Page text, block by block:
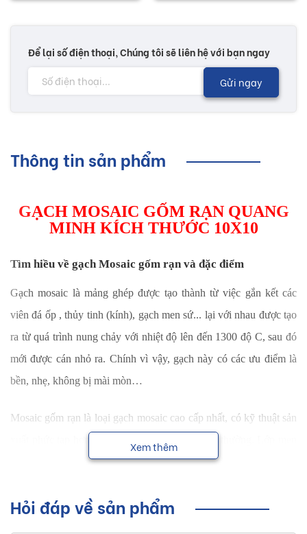
Để lại số điện thoại, Chúng tôi sẽ liên hệ với bạn ngay
Gửi ngay
Thông tin sản phẩm
GẠCH MOSAIC GỐM RẠN QUANG
MINH KÍCH THƯỚC 10X10
Tìm hiều về gạch Mosaic gốm rạn và đặc điểm
Gạch mosaic là mảng ghép được tạo thành từ việc gắn kết các
viên đá ốp , thủy tinh (kính), gạch men sứ... lại với nhau được tạo
ra từ quá trình nung chảy với nhiệt độ lên đến 1300 độ C, sau đó
mới được cán nhỏ ra. Chính vì vậy, gạch này có các ưu điểm là
bền, nhẹ, không bị mài mòn…
Mosaic gốm rạn là loại gạch mosaic cao cấp nhất, có kỹ thuật sản
phủ trên bề mặt được xử lý tạo ra các vết nứt tinh xảo, độ rạn
Xem thêm
Hỏi đáp về sản phẩm